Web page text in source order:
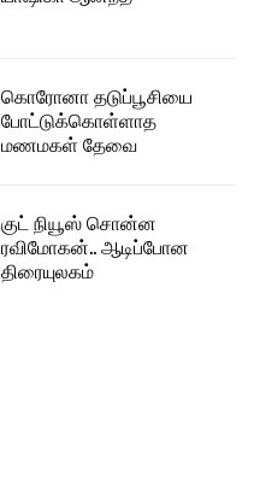
கொரோனா தடுப்பூசியை
போட்டுக்கொள்ளாத
மணமகள் தேவை
குட் நியூஸ் சொன்ன
ரவிமோகன்.. ஆடிப்போன
திரையுலகம்